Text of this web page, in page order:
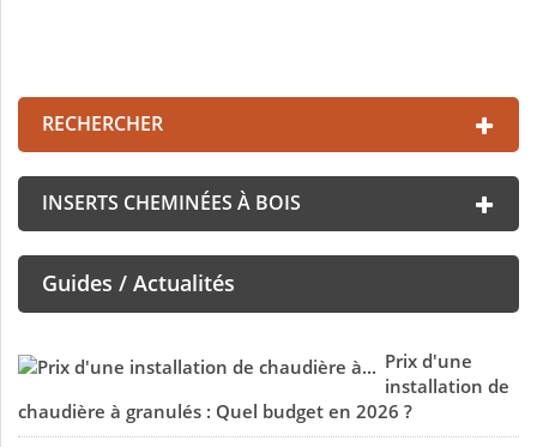
RECHERCHER
INSERTS CHEMINÉES À BOIS
Guides / Actualités
Prix d'une
installation de
chaudière à granulés : Quel budget en 2026 ?